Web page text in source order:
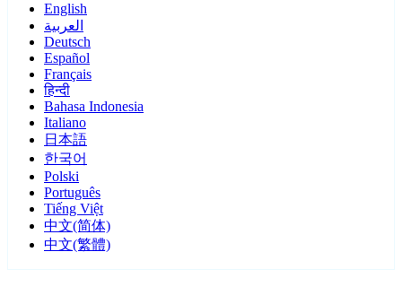
English
العربية
Deutsch
Español
Français
हिन्दी
Bahasa Indonesia
Italiano
日本語
한국어
Polski
Português
Tiếng Việt
中文(简体)
中文(繁體)